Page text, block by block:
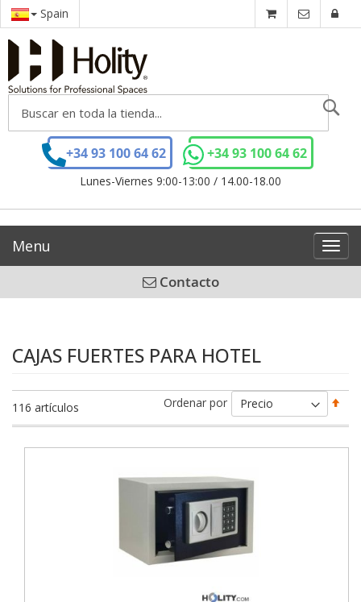
Spain
+34 93 100 64 62 +34 93 100 64 62
Lunes-Viernes 9:00-13:00 / 14.00-18.00
Menu
Contacto
CAJAS FUERTES PARA HOTEL
116 artículos Ordenar por